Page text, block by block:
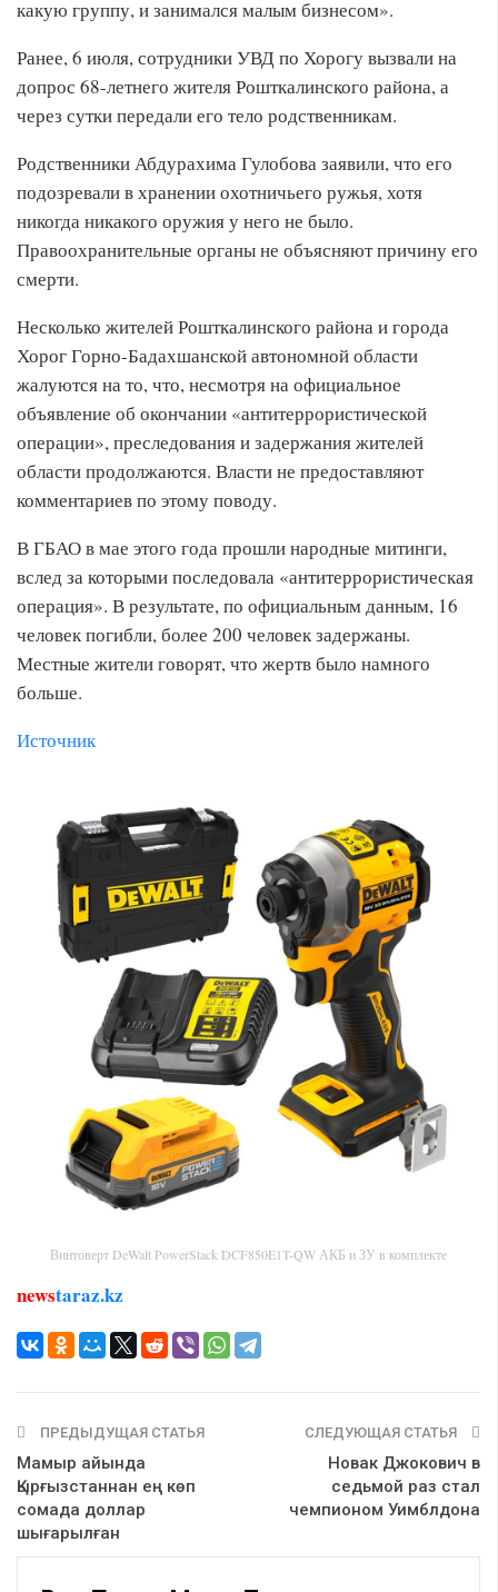
какую группу, и занимался малым бизнесом».
Ранее, 6 июля, сотрудники УВД по Хорогу вызвали на
допрос 68-летнего жителя Рошткалинского района, а
через сутки передали его тело родственникам.
Родственники Абдурахима Гулобова заявили, что его
подозревали в хранении охотничьего ружья, хотя
никогда никакого оружия у него не было.
Правоохранительные органы не объясняют причину его
смерти.
Несколько жителей Рошткалинского района и города
Хорог Горно-Бадахшанской автономной области
жалуются на то, что, несмотря на официальное
объявление об окончании «антитеррористической
операции», преследования и задержания жителей
области продолжаются. Власти не предоставляют
комментариев по этому поводу.
В ГБАО в мае этого года прошли народные митинги,
вслед за которыми последовала «антитеррористическая
операция». В результате, по официальным данным, 16
человек погибли, более 200 человек задержаны.
Местные жители говорят, что жертв было намного
больше.
Источник
Винтоверт DeWalt PowerStack DCF850E1T-QW АКБ и ЗУ в комплекте
newstaraz.kz
ПРЕДЫДУЩАЯ СТАТЬЯ
Мамыр айында
Қырғызстаннан ең көп
сомада доллар
шығарылған
СЛЕДУЮЩАЯ СТАТЬЯ
Новак Джокович в
седьмой раз стал
чемпионом Уимблдона